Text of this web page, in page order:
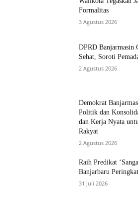
Formalitas
3 Agustus 2026
DPRD Banjarmasin
Sehat, Soroti
2 Agustus 2026
Demokrat
Politik dan
dan Kerja Nyata
Rakyat
2 Agustus 2026
Raih Predikat
Banjarbaru
31 Juli 2026